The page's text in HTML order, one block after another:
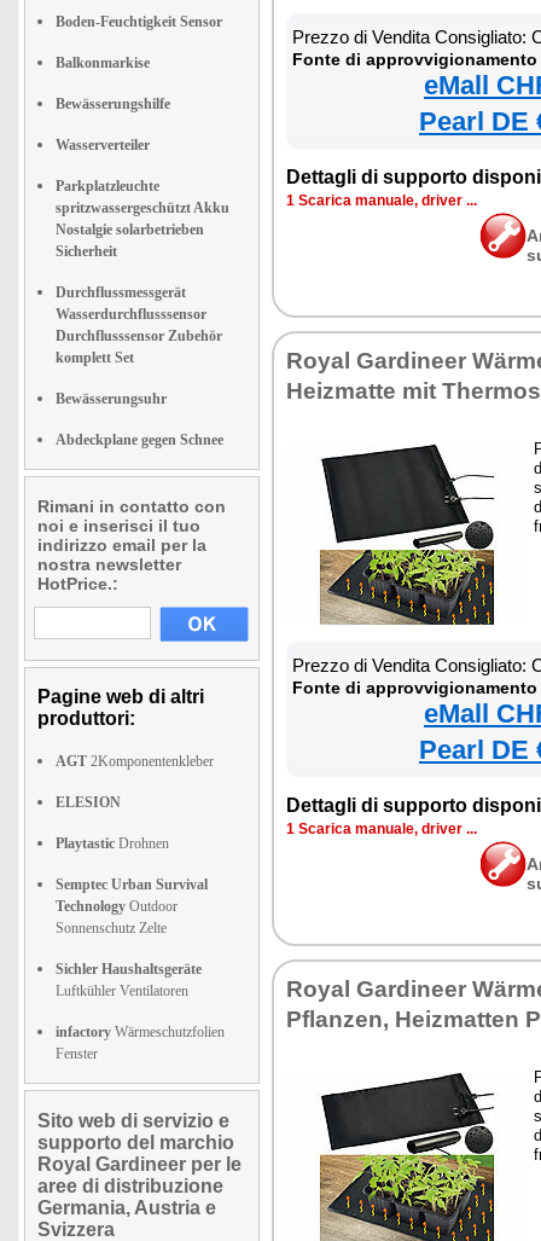
Boden-Feuchtigkeit Sensor
Balkonmarkise
Bewässerungshilfe
Wasserverteiler
Parkplatzleuchte
spritzwassergeschützt Akku
Nostalgie solarbetrieben
Sicherheit
Durchflussmessgerät
Wasserdurchflusssensor
Durchflusssensor Zubehör
komplett Set
Bewässerungsuhr
Abdeckplane gegen Schnee
Rimani in contatto con
noi e inserisci il tuo
indirizzo email per la
nostra newsletter
HotPrice.:
Pagine web di altri
produttori:
AGT 2Komponentenkleber
ELESION
Playtastic Drohnen
Semptec Urban Survival
Technology Outdoor
Sonnenschutz Zelte
Sichler Haushaltsgeräte
Luftkühler Ventilatoren
infactory Wärmeschutzfolien
Fenster
Sito web di servizio e
supporto del marchio
Royal Gardineer per le
aree di distribuzione
Germania, Austria e
Svizzera
Prezzo di Vendita Consigliato:
Fonte di
eMall
Pearl DE
Dettagli di supporto
1 Scarica manuale, driver ...
Royal Gardineer
Heizmatte mit
Prezzo di Vendita Consigliato:
Fonte di
eMall
Pearl DE
Dettagli di supporto
1 Scarica manuale, driver ...
Royal Gardineer
Pflanzen, Heizmatten